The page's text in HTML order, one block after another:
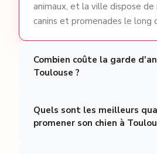
animaux, et la ville dispose de
canins et promenades le long
Combien coûte la garde
Toulouse ?
Quels sont les meilleurs
promener son chien à